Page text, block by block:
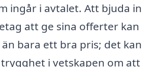
ingår i avtalet. Att bjuda in
att ge sina offerter kan
bara ett bra pris; det kan
i vetskapen om att